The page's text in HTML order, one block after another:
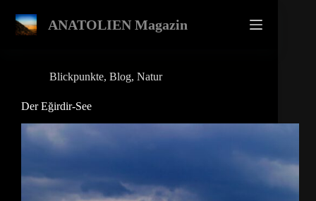
Inhalt
springen
ANATOLIEN Magazin
Blickpunkte, Blog, Natur
Der Eğirdir-See